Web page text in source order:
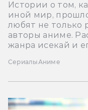
Истории о том,
иной мир,
любят не только
авторы аниме.
жанра исекай и
Сериалы Аниме